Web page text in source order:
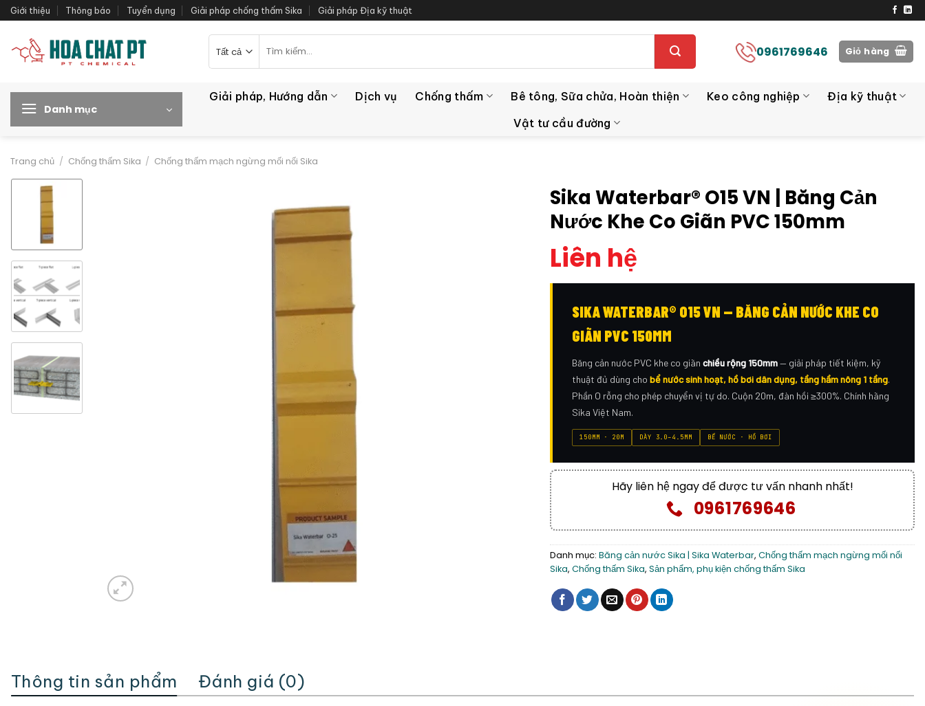
Bỏ
qua
dung
Giới thiệu Thông báo Tuyển dụng Giải pháp chống thấm Sika Giải pháp Địa kỹ thuật
kiếm:
0961769646 Giỏ hàng
Danh mục
Giải pháp, Hướng dẫn Dịch vụ Chống thấm Bê tông, Sữa chửa, Hoàn thiện Keo công nghiệp
Địa kỹ thuật
Vật tư cầu đường
Trang chủ / Chống thấm Sika / Chống thấm mạch ngừng mối nối Sika
Sika Waterbar® O15 VN | Băng Cản
Nước Khe Co Giãn PVC 150mm
Liên hệ
SIKA WATERBAR® O15 VN — BĂNG CẢN NƯỚC KHE CO
GIÃN PVC 150MM
Băng cản nước PVC khe co giãn chiều rộng 150mm— giải pháp tiết kiệm, kỹ
thuật đủ dùng cho bể nước sinh hoạt, hồ bơi dân dụng, tầng hầm nông 1 tầng.
Phần O rỗng cho phép chuyển vị tự do. Cuộn 20m, đàn hồi ≥300%. Chính hãng
Sika Việt Nam.
150MM · 20M DÀY 3.0–4.5MM BỂ NƯỚC · HỒ BƠI
Hãy liên hệ ngay để được tư vấn nhanh nhất!
0961769646
Danh mục: Băng cản nước Sika | Sika Waterbar, Chống thấm mạch ngừng mối nối
Sika, Chống thấm Sika, Sản phẩm, phụ kiện chống thấm Sika
Thông tin sản phẩm Đánh giá (0)